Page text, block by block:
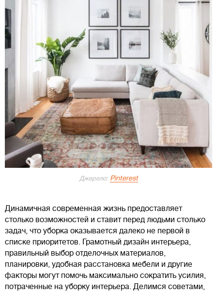
Джерело: Pinterest
Динамичная современная жизнь предоставляет
столько возможностей и ставит перед людьми столько
задач, что уборка оказывается далеко не первой в
списке приоритетов. Грамотный дизайн интерьера,
правильный выбор отделочных материалов,
планировки, удобная расстановка мебели и другие
факторы могут помочь максимально сократить усилия,
потраченные на уборку интерьера. Делимся советами,